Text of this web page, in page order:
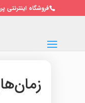
فروشگاه اینترنتی پرواز 09128501125 /